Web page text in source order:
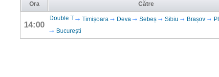
Ora Către
14:00
Double T Timișoara Deva Sebeș Sibiu Brașov
București